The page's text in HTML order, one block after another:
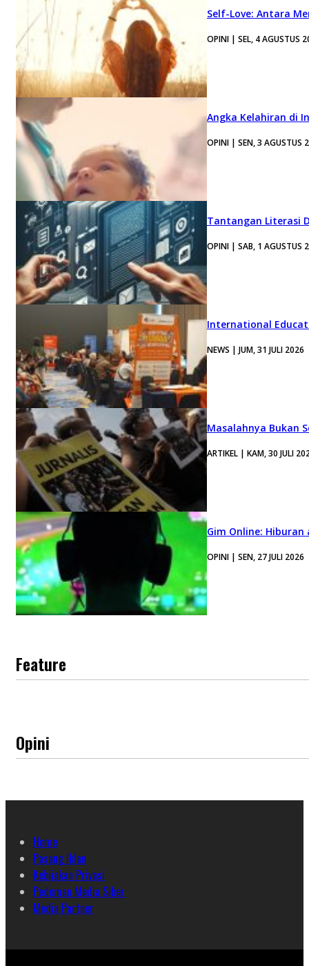
Self-Love: Antara
OPINI | SEL, 4 AGUSTUS
Angka Kelahiran di
OPINI | SEN, 3 AGUSTUS
Tantangan Literasi
OPINI | SAB, 1 AGUSTUS
International
NEWS | JUM, 31 JULI 2026
Masalahnya Bukan
ARTIKEL | KAM, 30 JULI
Gim Online:
OPINI | SEN, 27 JULI 2026
Feature
Opini
Home
Pasang Iklan
Kebijakan Privasi
Pedoman Media Siber
Media Partner